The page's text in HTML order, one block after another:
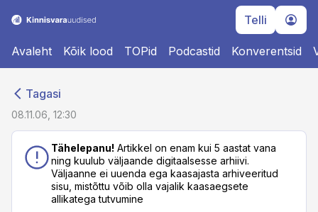
Telli
Avaleht Kõik lood TOPid Podcastid Konverentsid
Tagasi
08.11.06, 12:30
Tähelepanu! Artikkel on enam kui 5 aastat vana
ning kuulub väljaande digitaalsesse arhiivi.
Väljaanne ei uuenda ega kaasajasta arhiveeritud
sisu, mistõttu võib olla vajalik kaasaegsete
allikatega tutvumine